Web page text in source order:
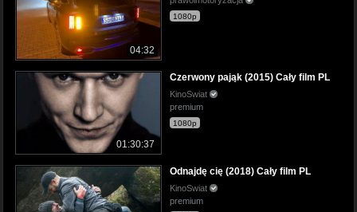
04:32
1080p
01:30:37
Czerwony pająk (2015) Cały film PL
KinoSwiat
premium
1080p
Odnajdę cię (2018) Cały film PL
KinoSwiat
premium